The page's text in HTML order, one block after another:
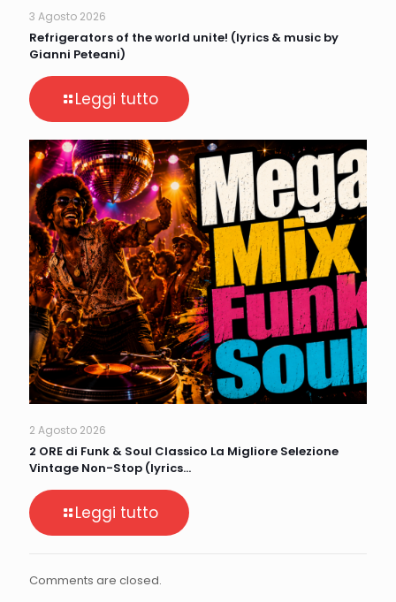
3 Agosto 2026
Refrigerators of the world unite! (lyrics & music by
Gianni Peteani)
Leggi tutto
2 Agosto 2026
2 ORE di Funk & Soul Classico La Migliore Selezione
Vintage Non-Stop (lyrics…
Leggi tutto
Comments are closed.